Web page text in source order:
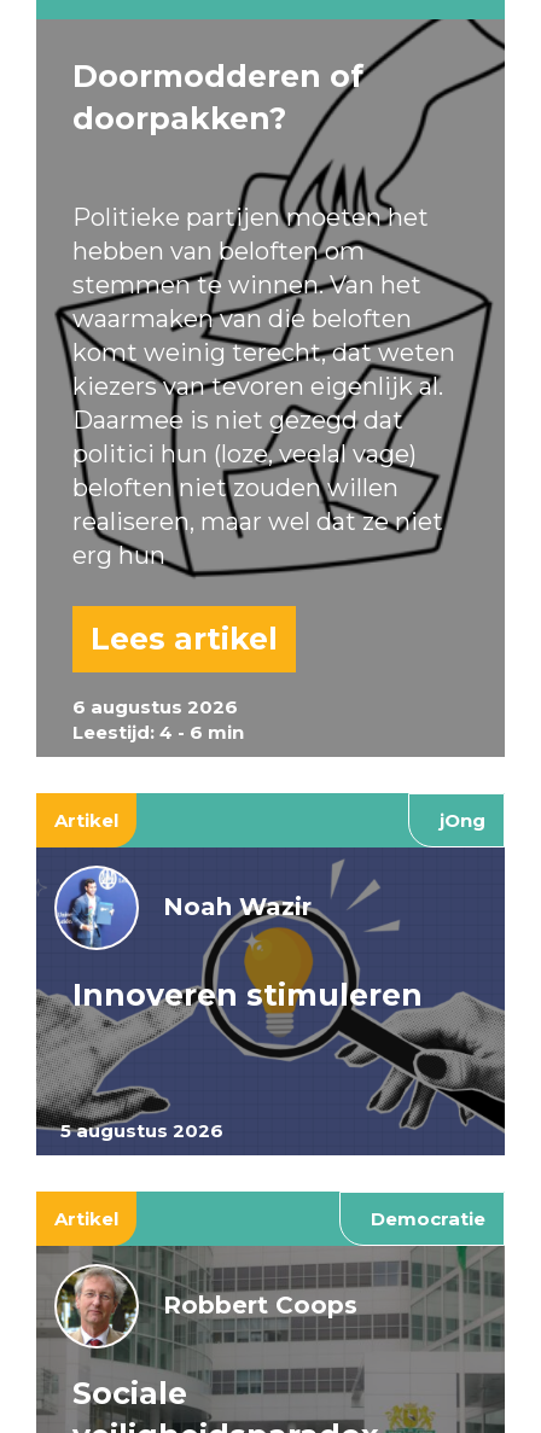
6 augustus 2026
Leestijd: 4 - 6 min
Doormodderen of
doorpakken?
Politieke partijen moeten het
hebben van beloften om
stemmen te winnen. Van het
waarmaken van die beloften
komt weinig terecht, dat weten
kiezers van tevoren eigenlijk al.
Daarmee is niet gezegd dat
politici hun (loze, veelal vage)
beloften niet zouden willen
realiseren, maar wel dat ze niet
erg hun
Lees artikel
Artikel jOng
5 augustus 2026
Noah Wazir
Innoveren stimuleren
Artikel Democratie
Robbert Coops
Sociale